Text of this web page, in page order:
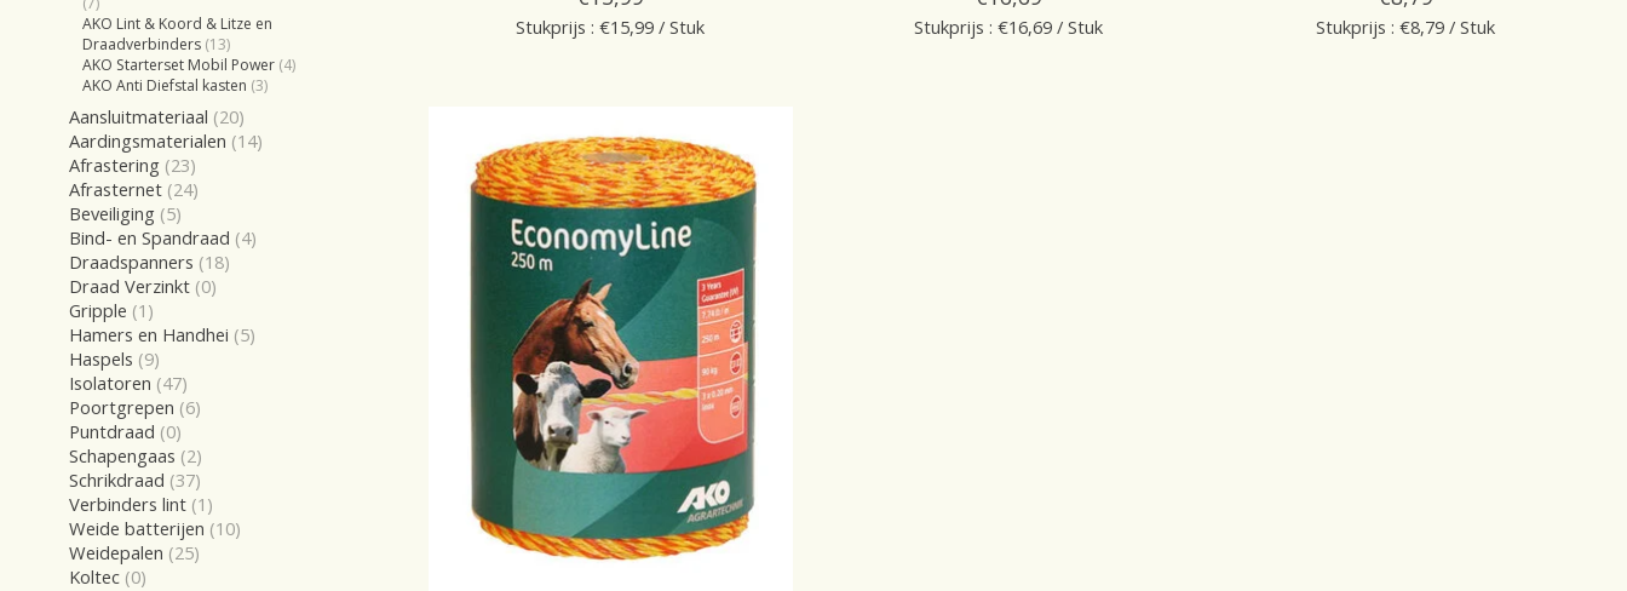
AKO Lint & Koord & Litze en
Draadverbinders (13)
AKO Starterset Mobil Power (4)
AKO Anti Diefstal kasten (3)
Aansluitmateriaal (20)
Aardingsmaterialen (14)
Afrastering (23)
Afrasternet (24)
Beveiliging (5)
Bind- en Spandraad (4)
Draadspanners (18)
Draad Verzinkt (0)
Gripple (1)
Hamers en Handhei (5)
Haspels (9)
Isolatoren (47)
Poortgrepen (6)
Puntdraad (0)
Schapengaas (2)
Schrikdraad (37)
Verbinders lint (1)
Weide batterijen (10)
Weidepalen (25)
Koltec (0)
Stukprijs : €15,99 / Stuk Stukprijs : €16,69 / Stuk Stukprijs : €8,79 / Stuk